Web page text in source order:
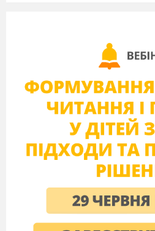
Based оп
regarding
Пастка
навантаження